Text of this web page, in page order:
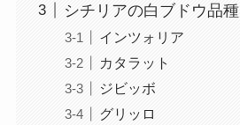
シチリアの白ブドウ品種
インツォリア
カタラット
ジビッボ
グリッロ